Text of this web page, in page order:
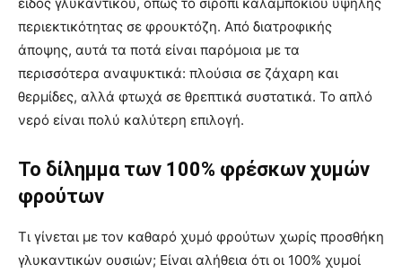
περιεκτικότητας σε φρουκτόζη. Από διατροφικής
άποψης, αυτά τα ποτά είναι παρόμοια με τα
περισσότερα αναψυκτικά: πλούσια σε ζάχαρη και
θερμίδες, αλλά φτωχά σε θρεπτικά συστατικά. Το απλό
νερό είναι πολύ καλύτερη επιλογή.
Το δίλημμα των 100% φρέσκων χυμών
φρούτων
Τι γίνεται με τον καθαρό χυμό φρούτων χωρίς προσθήκη
γλυκαντικών ουσιών; Είναι αλήθεια ότι οι 100% χυμοί